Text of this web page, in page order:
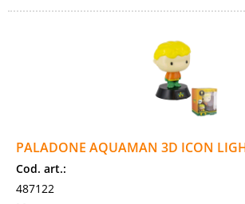
PALADONE AQUAMAN 3D ICON
Cod. art.:
487122